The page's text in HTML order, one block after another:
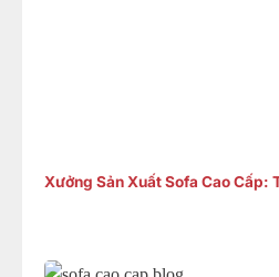
Xưởng Sản Xuất Sofa Cao Cấp: